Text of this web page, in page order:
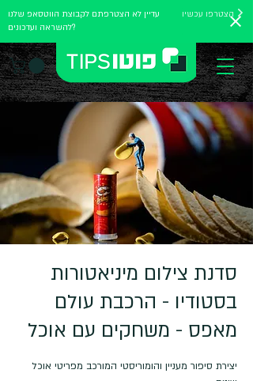
עדיין לא הצטרפתם לקבוצת הווטסאפ שלנו
להשראה ועדכונים?
סדנת צילום מיניאטורות
בסטודיו - הרכבת עולם
מאפס - משחקים עם אוכל
יצירת סיפור מעניין והומוריסטי המורכב מפריטי אוכל